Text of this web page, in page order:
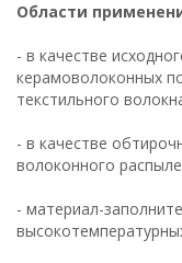
Области
- в качестве
керамоволоконных
текстильного
- в качестве
волоконного
- материал-